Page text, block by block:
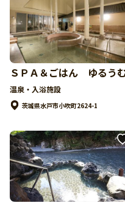
ＳＰＡ＆ごはん ゆるう
温泉・入浴施設
茨城県水戸市小吹町2624-1